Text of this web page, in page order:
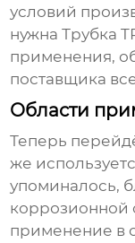
условий
нужнаТрубка
применения,
поставщика
Области
Теперь
же
упоминалось,
коррозионной
применение в